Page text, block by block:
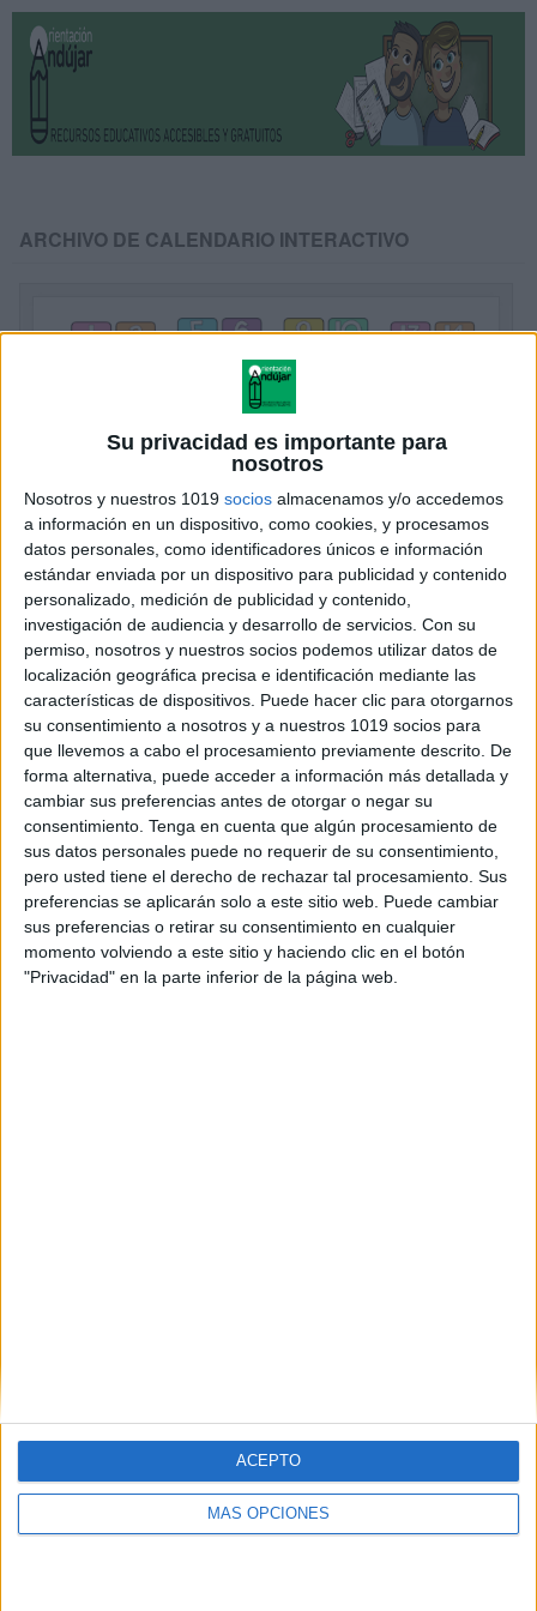
Su privacidad es importante para
nosotros
Nosotros y nuestros 1019 socios almacenamos y/o accedemos
a información en un dispositivo, como cookies, y procesamos
datos personales, como identificadores únicos e información
estándar enviada por un dispositivo para publicidad y contenido
personalizado, medición de publicidad y contenido,
investigación de audiencia y desarrollo de servicios. Con su
permiso, nosotros y nuestros socios podemos utilizar datos de
localización geográfica precisa e identificación mediante las
características de dispositivos. Puede hacer clic para otorgarnos
su consentimiento a nosotros y a nuestros 1019 socios para
que llevemos a cabo el procesamiento previamente descrito. De
forma alternativa, puede acceder a información más detallada y
cambiar sus preferencias antes de otorgar o negar su
consentimiento. Tenga en cuenta que algún procesamiento de
sus datos personales puede no requerir de su consentimiento,
pero usted tiene el derecho de rechazar tal procesamiento. Sus
preferencias se aplicarán solo a este sitio web. Puede cambiar
sus preferencias o retirar su consentimiento en cualquier
momento volviendo a este sitio y haciendo clic en el botón
"Privacidad" en la parte inferior de la página web.
MÁS OPCIONES
ACEPTO
ARCHIVO DE CALENDARIO INTERACTIVO
LILO Y STICH CALENDARIO-MOVIL-2025-
2026
Publicado el 28 junio, 2025
¿Quieres organizar el aula de forma divertida y visual
durante todo el curso escolar? Este material es un
completo calendario móvil ilustrado con los personajes
de Lilo y Stitch, ideal […]
SEGUIR LEYENDO
Suscribir